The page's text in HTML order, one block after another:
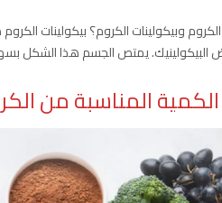
وبيكولينات الكروم؟ بيكولينات
يمتص الجسم هذا الشكل
المناسبة من